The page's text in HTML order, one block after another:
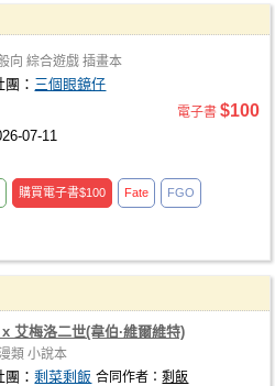
向 綜合遊戲 插畫本
團： 三個眼鏡仔
07-11
電子書 $100
購買電子書$100 Fate FGO
艾梅洛二世(韋伯·維爾維特)
類 小說本
團：剩菜剩飯 合同作者：剩飯